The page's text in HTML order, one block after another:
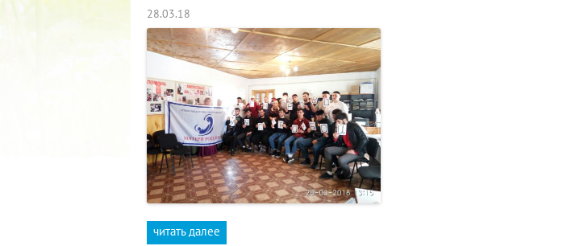
28.03.18
читать далее